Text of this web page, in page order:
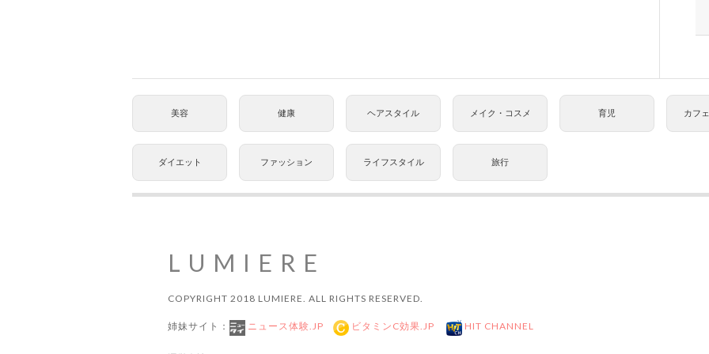
美容 健康 ヘアスタイル メイク・コスメ 育児 カフ
ダイエット ファッション ライフスタイル 旅行
LUMIERE
COPYRIGHT 2018 LUMIERE. ALL RIGHTS RESERVED.
姉妹サイト： ニュース体験.JP ビタミンC効果.JP HIT CHANNEL